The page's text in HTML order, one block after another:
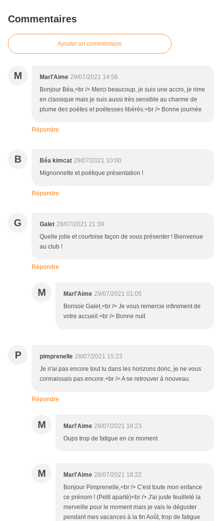
Commentaires
Ajouter un commentaire
M Marl'Aime 29/07/2021 14:56
Bonjour Béa,<br /> Merci beaucoup, je suis une accro, je rime
en classique mais je suis aussi très sensible au charme de
plume des poètes et poétesses libérés.<br /> Bonne journée
Répondre
B Béa kimcat 29/07/2021 10:00
Mignonnette et poétique présentation !
Répondre
G Galet 28/07/2021 21:39
Quelle jolie et courtoise façon de vous présenter ! Bienvenue
au club !
Répondre
M Marl'Aime 29/07/2021 01:05
Bonsoir Galet,<br /> Je vous remercie infiniment de
votre accueil.<br /> Bonne nuit
P pimprenelle 28/07/2021 15:23
Je n'ai pas encore tout lu dans les horizons donc, je ne vous
connaissais pas encore.<br /> A se retrouver à nouveau.
Répondre
M Marl'Aime 28/07/2021 18:23
Oups trop de fatigue en ce moment
M Marl'Aime 28/07/2021 18:22
Bonjour Pimprenelle,<br /> C'est toute mon enfance
ce prénom ! (Petit aparté)<br /> J'ai juste feuilleté la
merveille pour le moment mais je vais le déguster
pendant mes vacances à la fin Août, trop de fatigue